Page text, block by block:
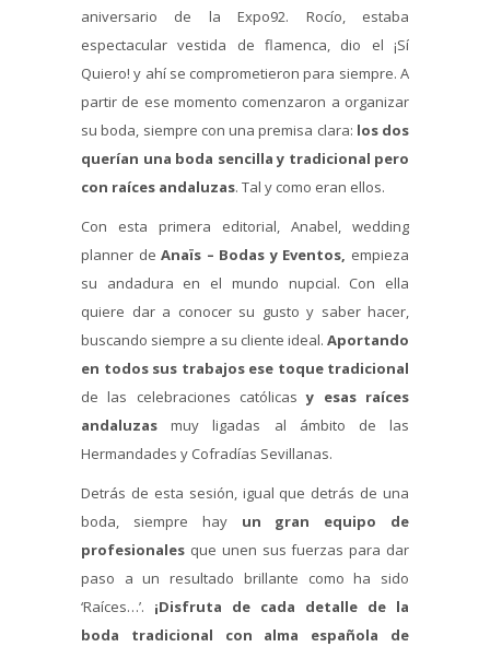
aniversario de la Expo92. Rocío, estaba
espectacular vestida de flamenca, dio el ¡Sí
Quiero! y ahí se comprometieron para siempre. A
partir de ese momento comenzaron a organizar
su boda, siempre con una premisa clara: los dos
querían una boda sencilla y tradicional pero
con raíces andaluzas. Tal y como eran ellos.
Con esta primera editorial, Anabel, wedding
planner deAnaïs – Bodas y Eventos, empieza
su andadura en el mundo nupcial. Con ella
quiere dar a conocer su gusto y saber hacer,
buscando siempre a su cliente ideal. Aportando
en todos sus trabajos ese toque tradicional
de las celebraciones católicas y esas raíces
andaluzas muy ligadas al ámbito de las
Hermandades y Cofradías Sevillanas.
Detrás de esta sesión, igual que detrás de una
boda, siempre hay un gran equipo de
profesionales que unen sus fuerzas para dar
paso a un resultado brillante como ha sido
‘Raíces…’. ¡Disfruta de cada detalle de la
boda tradicional con alma española de